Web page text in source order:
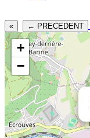
« ← PRECEDENT
+
−